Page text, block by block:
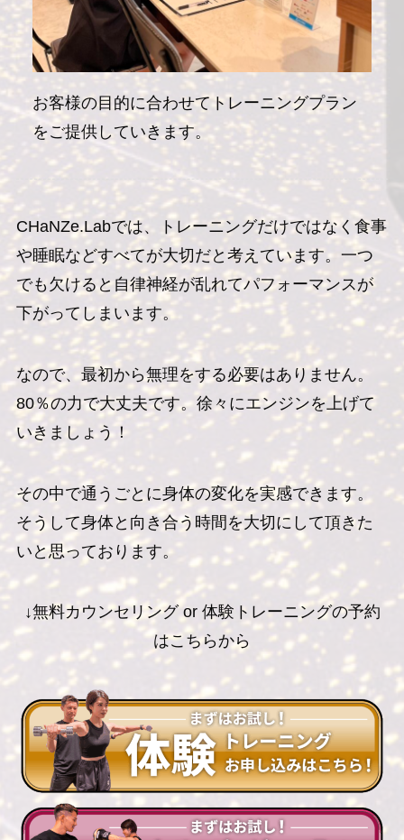
お客様の目的に合わせてトレーニングプラン
をご提供していきます。
CHaNZe.Labでは、トレーニングだけではなく食事
や睡眠などすべてが大切だと考えています。一つ
でも欠けると自律神経が乱れてパフォーマンスが
下がってしまいます。
なので、最初から無理をする必要はありません。
80％の力で大丈夫です。徐々にエンジンを上げて
いきましょう！
その中で通うごとに身体の変化を実感できます。
そうして身体と向き合う時間を大切にして頂きた
いと思っております。
↓無料カウンセリング or 体験トレーニングの予約
はこちらから